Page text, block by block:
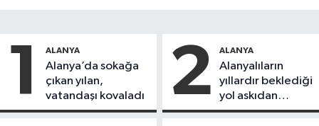
1 ALANYA
Alanya’da sokağa
çıkan yılan,
vatandaşı kovaladı
2 ALANYA
Alanyalıların
yıllardır beklediği
yol askıdan
döndü